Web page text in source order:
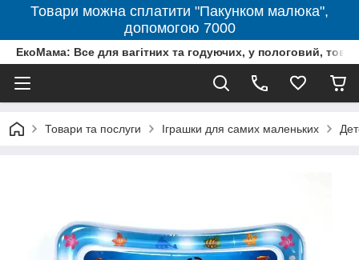
Товари можна сплатити "Пакунком малюка",
допомогою 7000
ЕкоМама: Все для вагітних та годуючих, у пологовий,
Товари та послуги Іграшки для самих маленьких